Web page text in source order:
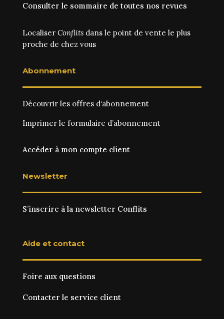
Consulter le sommaire de toutes nos revues
Localiser Conflitsdans le point de vente le plus
proche de chez vous
Abonnement
Découvrir les offres d‘abonnement
Imprimer le formulaire d’abonnement
Accéder à mon compte client
Newsletter
S’inscrire à la newsletter Conflits
Aide et contact
Foire aux questions
Contacter le service client